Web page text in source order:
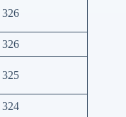
326
326
325
324